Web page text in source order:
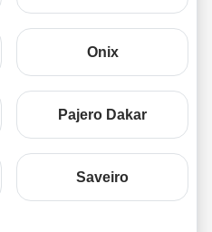
Onix
Pajero Dakar
Saveiro